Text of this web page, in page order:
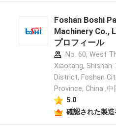
Foshan Boshi
Machinery Co.,
プロフィール
No. 60, West
Xiaotang, Shishan
District, Foshan
Province, China ,中
5.0
確認された製造